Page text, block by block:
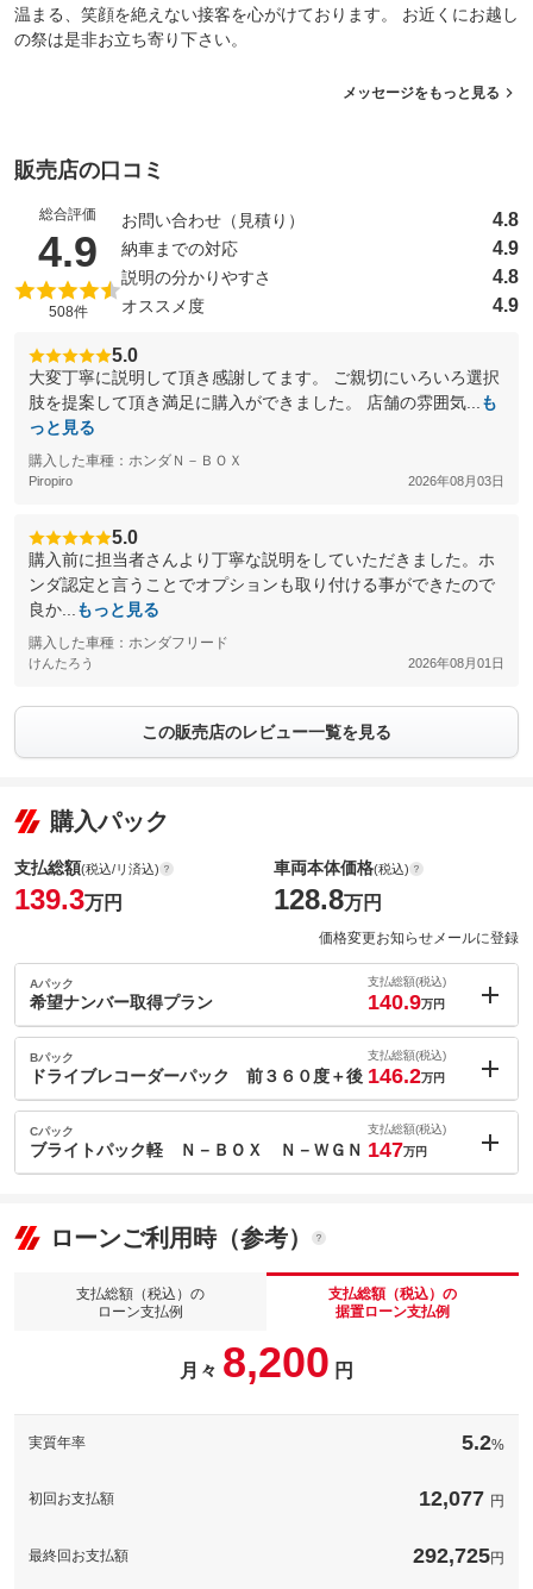
温まる、笑顔を絶えない接客を心がけております。 お近くにお越し
の祭は是非お立ち寄り下さい。
メッセージをもっと見る
販売店の口コミ
総合評価
4.9 （5点満点中）
508件
お問い合わせ（見積り） 4.8
納車までの対応 4.9
説明の分かりやすさ 4.8
オススメ度 4.9
5.0
大変丁寧に説明して頂き感謝してます。 ご親切にいろいろ選択
肢を提案して頂き満足に購入ができました。 店舗の雰囲気...
も
っと見る
購入した車種：ホンダＮ－ＢＯＸ
Piropiro 2026年08月03日
5.0
購入前に担当者さんより丁寧な説明をしていただきました。ホ
ンダ認定と言うことでオプションも取り付ける事ができたので
良か...
もっと見る
購入した車種：ホンダフリード
けんたろう 2026年08月01日
この販売店のレビュー一覧を見る
購入パック
支払総額(税込/リ済込)
139.3万円
車両本体価格(税込)
128.8万円
価格変更お知らせメールに登録
Aパック
希望ナンバー取得プラン
支払総額(税込)
140.9万円
内：オプシ
ョン価格
(税込)
車両本体価
128.8万円
パック内容
い。埼玉県以外の場合や、図柄ナンバーは料金が異なります。詳
しくはスタッフまで！
希望ナンバー取得プラン！これから長くご愛用するお車ですから
ナンバーに、好きな数字や記念日、ラッキーナンバーをお選び下
Bパック
ドライブレコーダーパック 前３６０度＋後
支払総額(税込)
146.2万円
内：オプシ
ョン価格
(税込)
車両本体価
ー ＤＶＲ－３６０Ｖで『あおり運転』も録画・駐車録画標準搭
載・日本製・３年保証・フロントカメラはＳＯＮＹ製 ＣＭＯＳ
このパックの見積もり依頼（無料）
Cパック
ブライトパック軽 Ｎ－ＢＯＸ Ｎ－ＷＧＮ
支払総額(税込)
147万円
車両本体価
128.8
が、今ならなんと３０％引きのキャンペーンを開催中。＊車両に
施工証明書
ローンご利用時（参考）
支払総額（税込）の
ローン支払例
支払総額（税込）の
据置ローン支払例
月々 8,200 円
実質年率 5.2%
初回お支払額 12,077 円
最終回お支払額 292,725円